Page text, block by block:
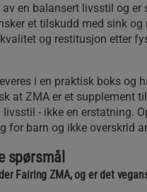
av en balansert livsstil og er
et tilskudd med sink
og restitusjon etter
i en praktisk boks og
at ZMA er et supplement
livsstil - ikke en erstatning.
for barn og ikke overskrid
spørsmål
Fairing ZMA, og er det